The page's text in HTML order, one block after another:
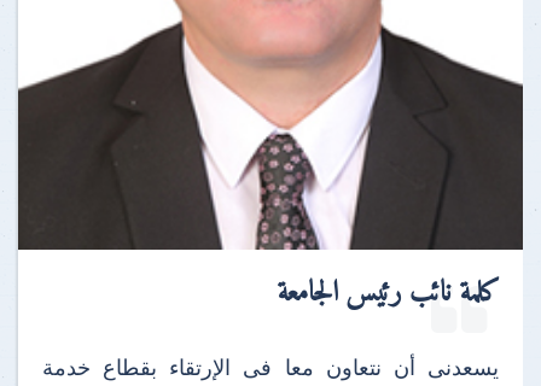
كلمة نائب رئيس الجامعة
يسعدنى أن نتعاون معا فى الإرتقاء بقطاع خدمة